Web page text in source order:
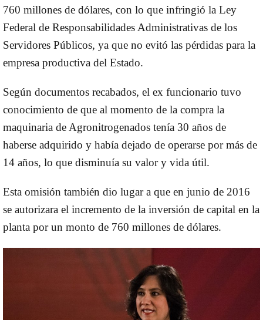
760 millones de dólares, con lo que infringió la Ley
Federal de Responsabilidades Administrativas de los
Servidores Públicos, ya que no evitó las pérdidas para la
empresa productiva del Estado.
Según documentos recabados, el ex funcionario tuvo
conocimiento de que al momento de la compra la
maquinaria de Agronitrogenados tenía 30 años de
haberse adquirido y había dejado de operarse por más de
14 años, lo que disminuía su valor y vida útil.
Esta omisión también dio lugar a que en junio de 2016
se autorizara el incremento de la inversión de capital en la
planta por un monto de 760 millones de dólares.